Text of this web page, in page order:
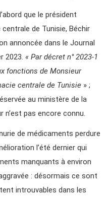
que le président
de Tunisie, Béchir
annoncée dans le Journal
2023. « Par décret n° 2023-1
fonctions de Monsieur
centrale de Tunisie » ;
au ministère de la
n’est pas encore connu.
de médicaments perdure
l’été dernier qui
manquants à environ
: désormais ce sont
introuvables dans les